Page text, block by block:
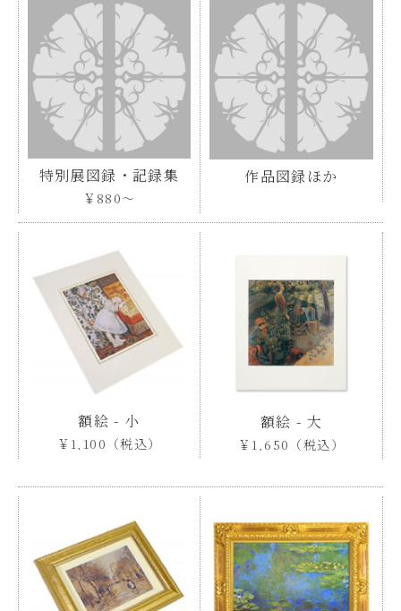
特別展図録・記録集
￥880～
作品図録ほか
額絵 - 小
￥1,100（税込）
額絵 - 大
￥1,650（税込）